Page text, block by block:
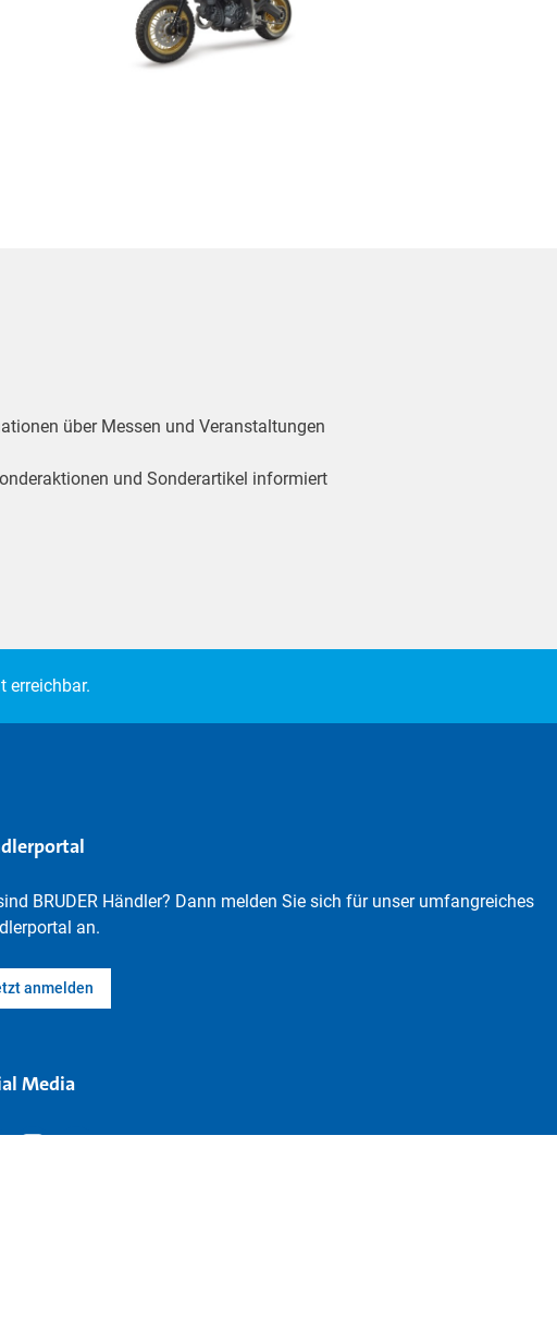
über Messen und Veranstaltungen
und Sonderartikel informiert
erreichbar.
BRUDER Händler? Dann melden Sie sich für unser umfangreiches
an.
anmelden
Media